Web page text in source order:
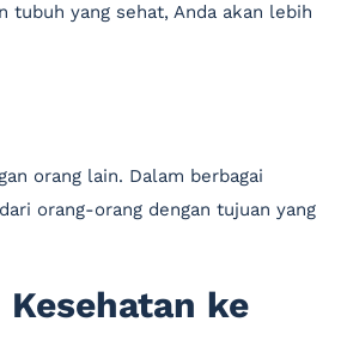
tubuh yang sehat, Anda akan lebih
orang lain. Dalam berbagai
orang-orang dengan tujuan yang
ke